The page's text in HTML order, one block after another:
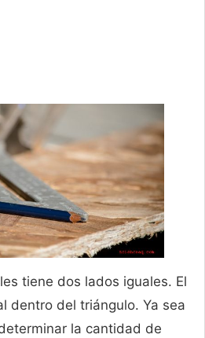
tiene dos lados iguales. El
dentro del triángulo. Ya sea
la cantidad de